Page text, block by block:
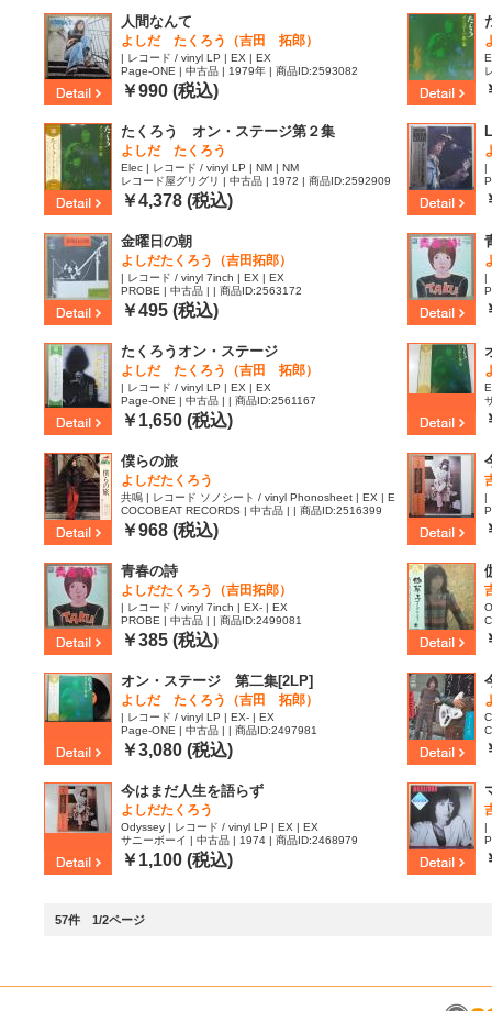
人間なんて
よしだ たくろう（吉田 拓郎）
| レコード / vinyl LP | EX | EX
Page-ONE | 中古品 | 1979年 | 商品ID:2593082
￥990 (税込)
たくろう オン・ステージ第２集
よしだ たくろう
Elec | レコード / vinyl LP | NM | NM
レコード屋グリグリ | 中古品 | 1972 | 商品ID:2592909
￥4,378 (税込)
|
金曜日の朝
よしだたくろう（吉田拓郎）
| レコード / vinyl 7inch | EX | EX
PROBE | 中古品 | | 商品ID:2563172
￥495 (税込)
|
たくろうオン・ステージ
よしだ たくろう（吉田 拓郎）
| レコード / vinyl LP | EX | EX
Page-ONE | 中古品 | | 商品ID:2561167
￥1,650 (税込)
僕らの旅
よしだたくろう
共鳴 | レコード ソノシート / vinyl Phonosheet | EX | E
X
COCOBEAT RECORDS | 中古品 | | 商品ID:2516399
￥968 (税込)
|
青春の詩
よしだたくろう（吉田拓郎）
| レコード / vinyl 7inch | EX- | EX
PROBE | 中古品 | | 商品ID:2499081
￥385 (税込)
オン・ステージ 第二集[2LP]
よしだ たくろう（吉田 拓郎）
| レコード / vinyl LP | EX- | EX
Page-ONE | 中古品 | | 商品ID:2497981
￥3,080 (税込)
今はまだ人生を語らず
よしだたくろう
Odyssey | レコード / vinyl LP | EX | EX
サニーボーイ | 中古品 | 1974 | 商品ID:2468979
￥1,100 (税込)
|
57件 1/2ページ